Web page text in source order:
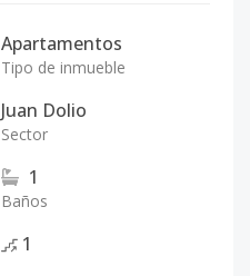
Apartamentos
Tipo de inmueble
Juan Dolio
Sector
1
Baños
1